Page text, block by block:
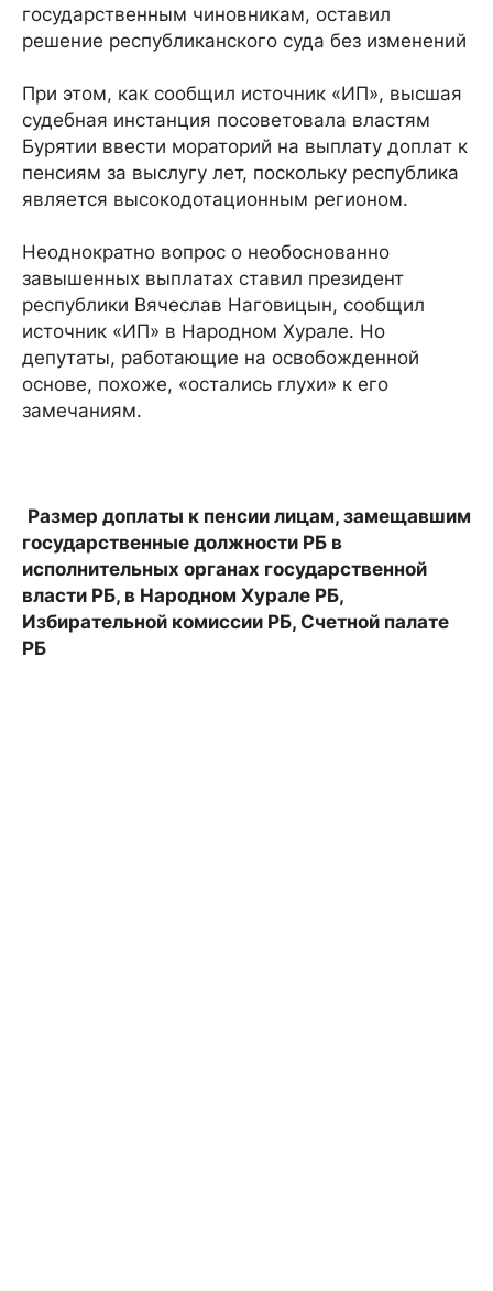
государственным чиновникам, оставил
решение республиканского суда без изменений
При этом, как сообщил источник «ИП», высшая
судебная инстанция посоветовала властям
Бурятии ввести мораторий на выплату доплат к
пенсиям за выслугу лет, поскольку республика
является высокодотационным регионом.
Неоднократно вопрос о необоснованно
завышенных выплатах ставил президент
республики Вячеслав Наговицын, сообщил
источник «ИП» в Народном Хурале. Но
депутаты, работающие на освобожденной
основе, похоже, «остались глухи» к его
замечаниям.
Размер доплаты к пенсии лицам, замещавшим
государственные должности РБ в
исполнительных органах государственной
власти РБ, в Народном Хурале РБ,
Избирательной комиссии РБ, Счетной палате
РБ